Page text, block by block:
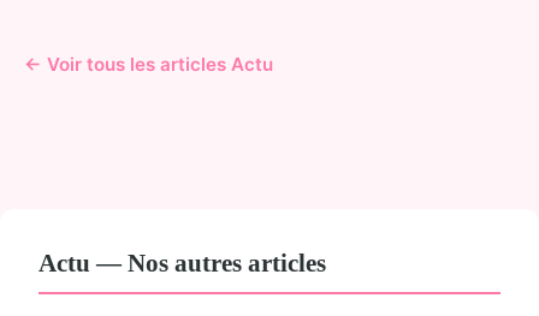
← Voir tous les articles Actu
Actu — Nos autres articles